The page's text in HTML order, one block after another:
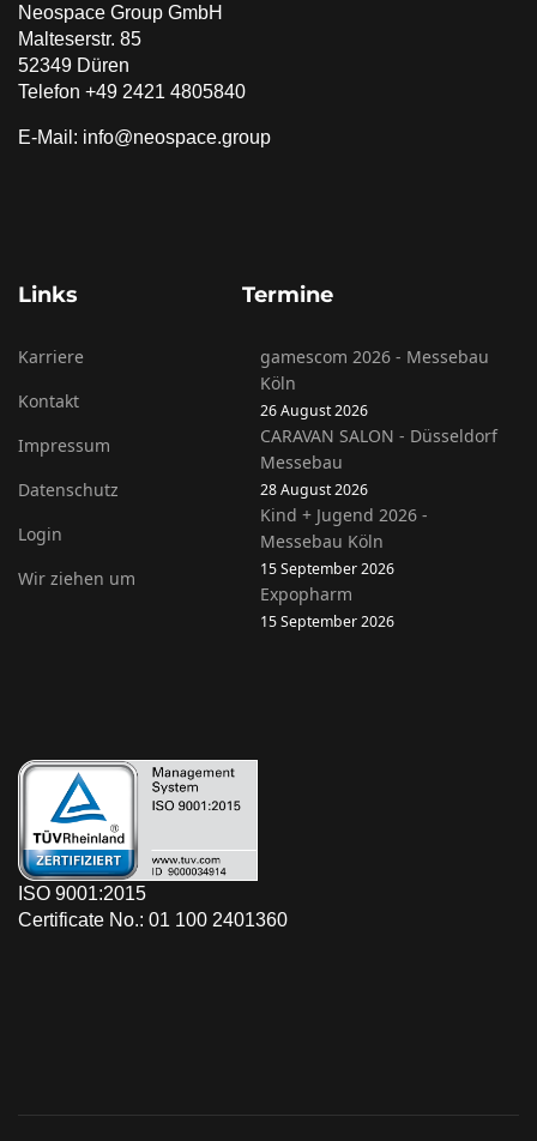
Neospace Group GmbH
Malteserstr. 85
52349 Düren
Telefon +49 2421 4805840
E-Mail: info@neospace.group
Links
Karriere
Kontakt
Impressum
Datenschutz
Login
Wir ziehen um
Termine
gamescom 2026 - Messebau
Köln
26 August 2026
CARAVAN SALON - Düsseldorf
Messebau
28 August 2026
Kind + Jugend 2026 -
Messebau Köln
15 September 2026
Expopharm
15 September 2026
ISO 9001:2015
Certificate No.: 01 100 2401360